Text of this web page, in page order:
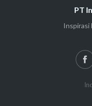
PT
Inspirasi